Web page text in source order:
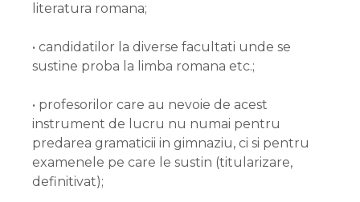
literatura romana;
• candidatilor la diverse facultati unde se
sustine proba la limba romana etc.;
• profesorilor care au nevoie de acest
instrument de lucru nu numai pentru
predarea gramaticii in gimnaziu, ci si pentru
examenele pe care le sustin (titularizare,
definitivat);